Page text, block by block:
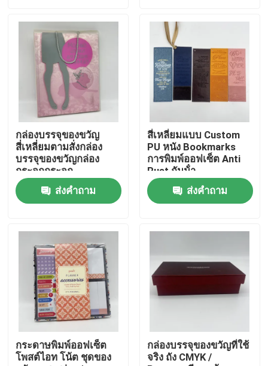
สินค้า
เกี่ยวกับเรา
ทรัพยากร
ข่าว
ขอใบเสนอราคา
การพิมพ์หนังสือโต๊ะกาแฟ
การ พิมพ์ บัตร ทาโร
กล่องบรรจุของขวัญ
สี่เหลี่ยมตามสั่งกล่อง
บรรจุของขวัญกล่อง
กระจกกระจก
ส่งคำถาม
สี่เหลี่ยมแบบ Custom
PU หนัง Bookmarks
การพิมพ์ออฟเซ็ต Anti
Rust กันน้ํา
ส่งคำถาม
กระดาษพิมพ์ออฟเซ็ต
โพสต์ไอท โน้ต ชุดของ
กล่องบรรจุของขวัญที่ใช้
จริง ถัง CMYK /